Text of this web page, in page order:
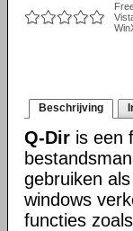
Beschrijving
Q-Dir is een
gebruiken
windows
functies